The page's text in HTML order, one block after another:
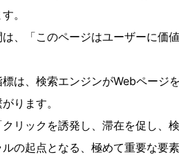
。
、「このページはユーザーに価
は、検索エンジンがWebページ
ります。
リックを誘発し、滞在を促し、
の起点となる、極めて重要な要素